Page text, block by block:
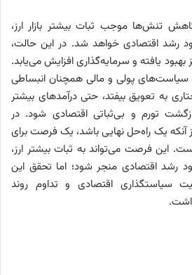
تنش‌ها موجب ثبات بیشتر بازار ارز،
رشد اقتصادی خواهد شد. در این حالت،
بهبود یافته و سرمایه‌گذاری افزایش می‌یابد.
سیاست‌های پولی و مالی همچنان انبساطی
به تعویق بیفتد، حتی درآمدهای بیشتر
تورم و بی‌ثباتی اقتصادی شود. در
آنکه یک راه‌حل نهایی باشد، یک فرصت برای
این فرصت می‌تواند به ثبات بیشتر ارز،
رشد اقتصادی منجر شود؛ اما تحقق این
سیاستگذاری اقتصادی و تداوم روند